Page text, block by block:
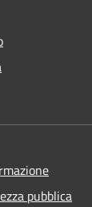
pubblica